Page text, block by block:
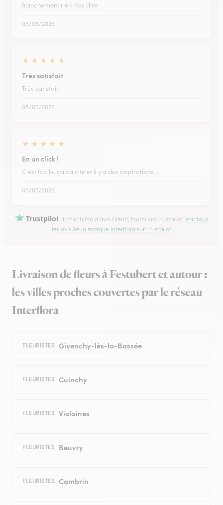
franchement rien n’as dire
05/06/2026
★ ★ ★ ★ ★
Très satisfait
Très satisfait
08/05/2026
★ ★ ★ ★ ★
En un click !
C'est facile, ça va vite et il y a des inspirations...
05/05/2026
Trustpilot Échantillon d'avis clients fourni via Trustpilot. Voir tous
les avis de la marque Interflora sur Trustpilot
Livraison de fleurs à Festubert et autour :
les villes proches couvertes par le réseau
Interflora
FLEURISTES Givenchy-lès-la-Bassée
FLEURISTES Cuinchy
FLEURISTES Violaines
FLEURISTES Beuvry
FLEURISTES Cambrin